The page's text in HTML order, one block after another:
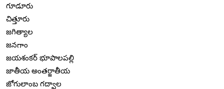
గూడూరు
చిత్తూరు
జగిత్యాల
జనగాం
జయశంకర్ భూపాలపల్లి
జాతీయ అంతర్జాతీయ
జోగులాంబ గద్వాల